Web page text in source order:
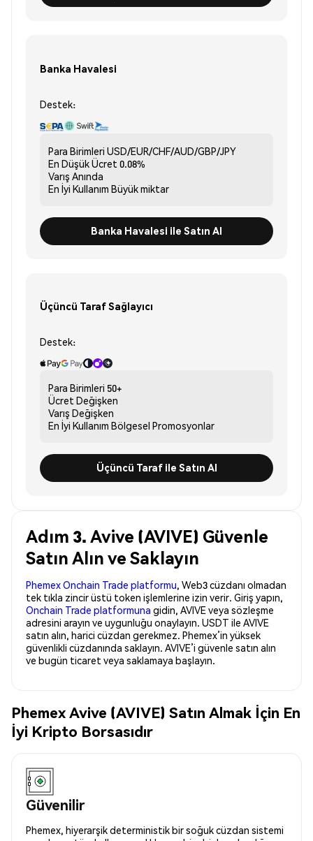
Banka Havalesi
Destek:
Para Birimleri USD/EUR/CHF/AUD/GBP/JPY
En Düşük Ücret 0.08%
Varış Anında
En İyi Kullanım Büyük miktar
Banka Havalesi ile Satın Al
Üçüncü Taraf Sağlayıcı
Destek:
Para Birimleri 50+
Ücret Değişken
Varış Değişken
En İyi Kullanım Bölgesel Promosyonlar
Üçüncü Taraf ile Satın Al
Adım 3. Avive (AVIVE) Güvenle
Satın Alın ve Saklayın
Phemex Onchain Trade platformu, Web3 cüzdanı olmadan
tek tıkla zincir üstü token işlemlerine izin verir. Giriş yapın,
Onchain Trade platformuna gidin, AVIVE veya sözleşme
adresini arayın ve uygunluğu onaylayın. USDT ile AVIVE
satın alın, harici cüzdan gerekmez. Phemex’in yüksek
güvenlikli cüzdanında saklayın. AVIVE’i güvenle satın alın
ve bugün ticaret veya saklamaya başlayın.
Phemex Avive (AVIVE) Satın Almak İçin En
İyi Kripto Borsasıdır
Güvenilir
Phemex, hiyerarşik deterministik bir soğuk cüzdan sistemi